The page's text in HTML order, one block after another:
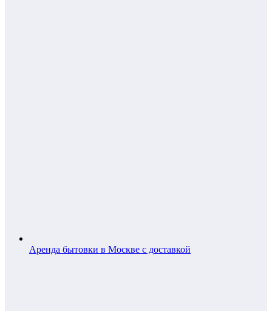
Аренда бытовки в Москве с доставкой